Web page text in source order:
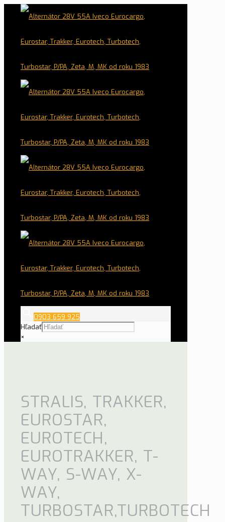
0903 659 925
Hľadať
×
STRALIS, TRAKKER,
EUROSTAR,
EUROTECH,
EUROTRAKKER, T-
WAY, S-WAY, X-
WAY,
TURBOSTAR,TURBOTECH